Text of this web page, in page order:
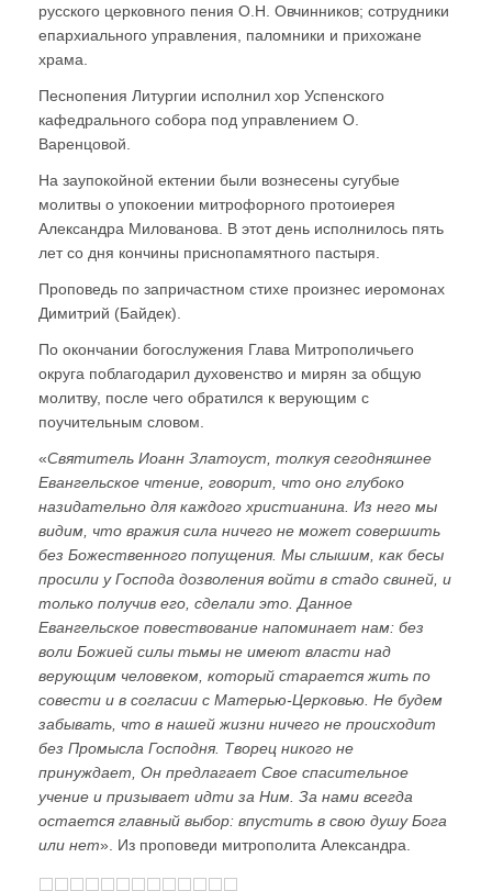
русского церковного пения О.Н. Овчинников; сотрудники
епархиального управления, паломники и прихожане
храма.
Песнопения Литургии исполнил хор Успенского
кафедрального собора под управлением О.
Варенцовой.
На заупокойной ектении были вознесены сугубые
молитвы о упокоении митрофорного протоиерея
Александра Милованова. В этот день исполнилось пять
лет со дня кончины приснопамятного пастыря.
Проповедь по запричастном стихе произнес иеромонах
Димитрий (Байдек).
По окончании богослужения Глава Митрополичьего
округа поблагодарил духовенство и мирян за общую
молитву, после чего обратился к верующим с
поучительным словом.
«Святитель Иоанн Златоуст, толкуя сегодняшнее
Евангельское чтение, говорит, что оно глубоко
назидательно для каждого христианина. Из него мы
видим, что вражия сила ничего не может совершить
без Божественного попущения. Мы слышим, как бесы
просили у Господа дозволения войти в стадо свиней, и
только получив его, сделали это. Данное
Евангельское повествование напоминает нам: без
воли Божией силы тьмы не имеют власти над
верующим человеком, который старается жить по
совести и в согласии с Матерью-Церковью. Не будем
забывать, что в нашей жизни ничего не происходит
без Промысла Господня. Творец никого не
принуждает, Он предлагает Свое спасительное
учение и призывает идти за Ним. За нами всегда
остается главный выбор: впустить в свою душу Бога
или нет». Из проповеди митрополита Александра.